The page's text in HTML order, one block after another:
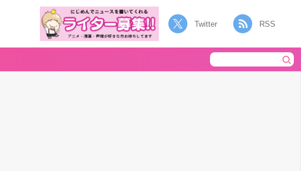
Twitter RSS